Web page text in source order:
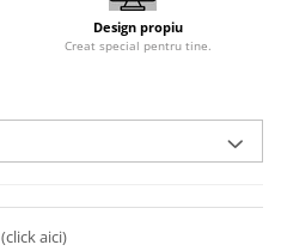
Design propiu
Creat special pentru tine.
(click aici)